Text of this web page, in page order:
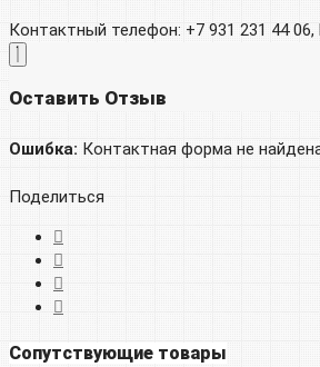
Контактный телефон: +7 931 231 44
Оставить Отзыв
Ошибка: Контактная форма не
Поделиться
Сопутствующие товары